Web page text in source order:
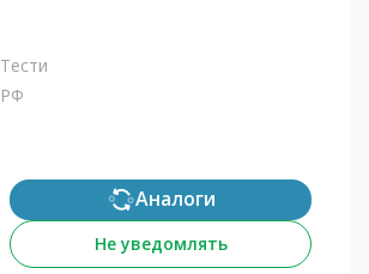
Тести
РФ
Аналоги
Не уведомлять